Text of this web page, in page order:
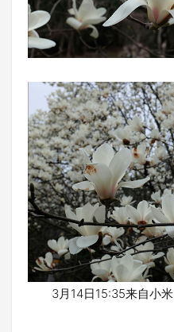
3月14日15:35来自小米